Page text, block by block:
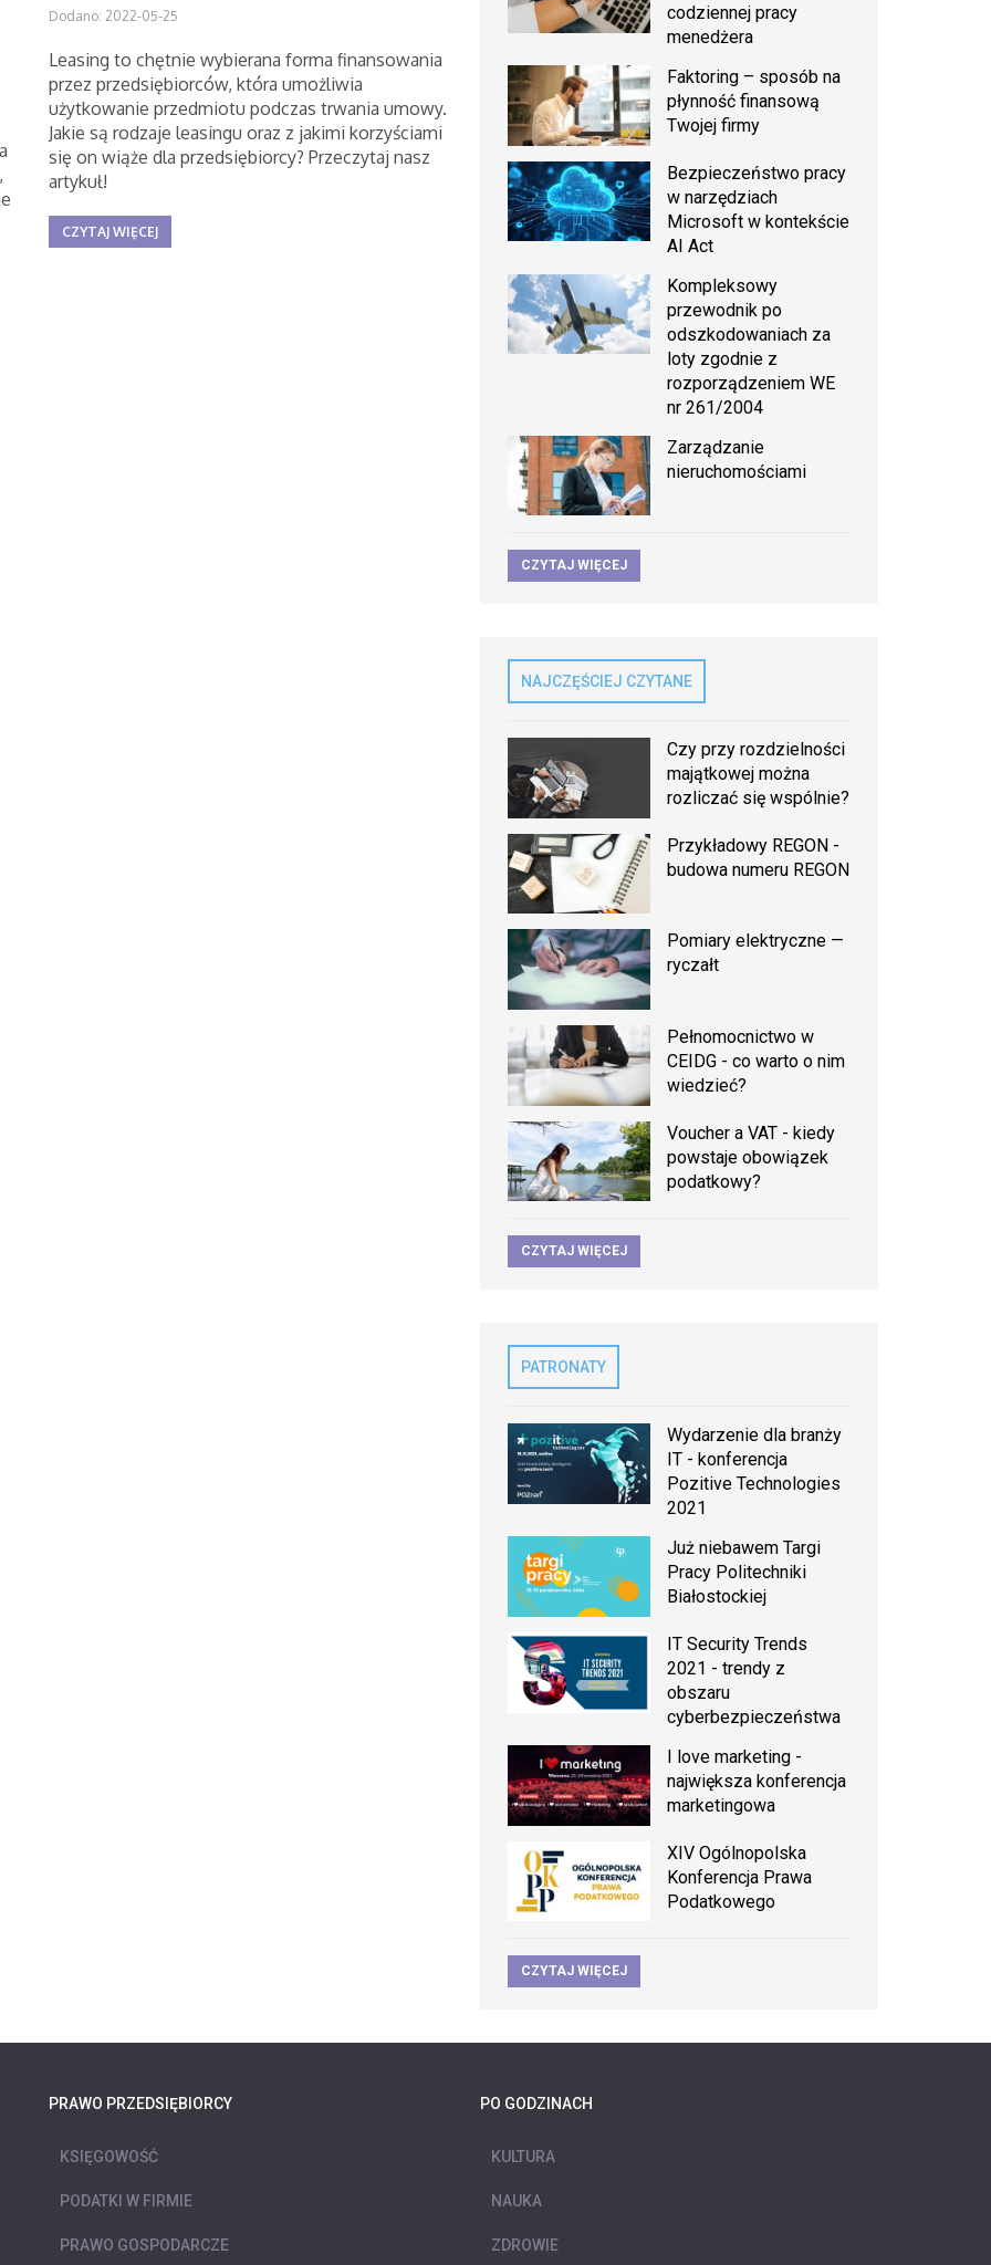
Dodano: 2022-05-25
Leasing to chętnie wybierana forma finansowania
przez przedsiębiorców, która umożliwia
użytkowanie przedmiotu podczas trwania umowy.
Jakie są rodzaje leasingu oraz z jakimi korzyściami
się on wiąże dla przedsiębiorcy? Przeczytaj nasz
artykuł!
CZYTAJ WIĘCEJ
codziennej pracy
menedżera
Faktoring – sposób na
płynność finansową
Twojej firmy
Bezpieczeństwo pracy
w narzędziach
Microsoft w kontekście
AI Act
Kompleksowy
przewodnik po
odszkodowaniach za
loty zgodnie z
rozporządzeniem WE
nr 261/2004
Zarządzanie
nieruchomościami
CZYTAJ WIĘCEJ
NAJCZĘŚCIEJ CZYTANE
Czy przy rozdzielności
majątkowej można
rozliczać się wspólnie?
Przykładowy REGON -
budowa numeru REGON
Pomiary elektryczne —
ryczałt
Pełnomocnictwo w
CEIDG - co warto o nim
wiedzieć?
Voucher a VAT - kiedy
powstaje obowiązek
podatkowy?
CZYTAJ WIĘCEJ
PATRONATY
Wydarzenie dla branży
IT - konferencja
Pozitive Technologies
2021
Już niebawem Targi
Pracy Politechniki
Białostockiej
IT Security Trends
2021 - trendy z
obszaru
cyberbezpieczeństwa
I love marketing -
największa konferencja
marketingowa
XIV Ogólnopolska
Konferencja Prawa
Podatkowego
CZYTAJ WIĘCEJ
PRAWO PRZEDSIĘBIORCY
KSIĘGOWOŚĆ
PODATKI W FIRMIE
PRAWO GOSPODARCZE
PO GODZINACH
KULTURA
NAUKA
ZDROWIE